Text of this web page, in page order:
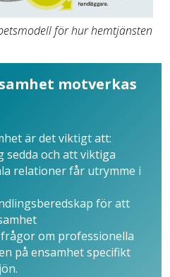
för hur hemtjänsten
motverkas
är det viktigt att:
sedda och att viktiga
relationer får utrymme i
för att
om professionella
på ensamhet specifikt